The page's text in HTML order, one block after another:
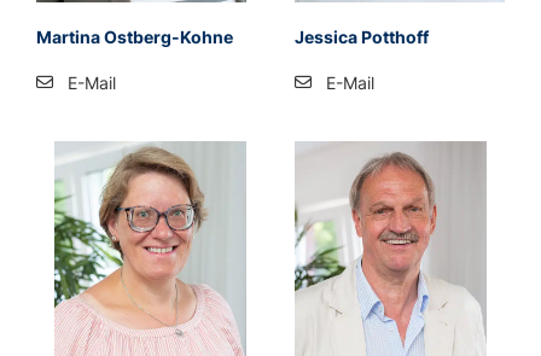
Mar­ti­na Ost­berg-Koh­ne
E-Mail
Jes­si­ca Pott­hoff
E-Mail